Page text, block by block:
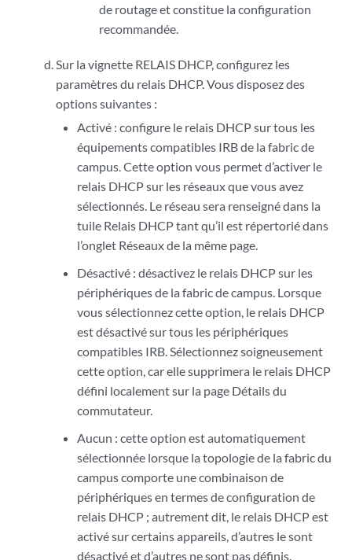
de routage et constitue la configuration
recommandée.
Sur la vignette RELAIS DHCP, configurez les
paramètres du relais DHCP. Vous disposez des
options suivantes :
Activé : configure le relais DHCP sur tous les
équipements compatibles IRB de la fabric de
campus. Cette option vous permet d’activer le
relais DHCP sur les réseaux que vous avez
sélectionnés. Le réseau sera renseigné dans la
tuile Relais DHCP tant qu’il est répertorié dans
l’onglet Réseaux de la même page.
Désactivé : désactivez le relais DHCP sur les
périphériques de la fabric de campus. Lorsque
vous sélectionnez cette option, le relais DHCP
est désactivé sur tous les périphériques
compatibles IRB. Sélectionnez soigneusement
cette option, car elle supprimera le relais DHCP
défini localement sur la page Détails du
commutateur.
Aucun : cette option est automatiquement
sélectionnée lorsque la topologie de la fabric du
campus comporte une combinaison de
périphériques en termes de configuration de
relais DHCP ; autrement dit, le relais DHCP est
activé sur certains appareils, d’autres le sont
désactivé et d’autres ne sont pas définis.